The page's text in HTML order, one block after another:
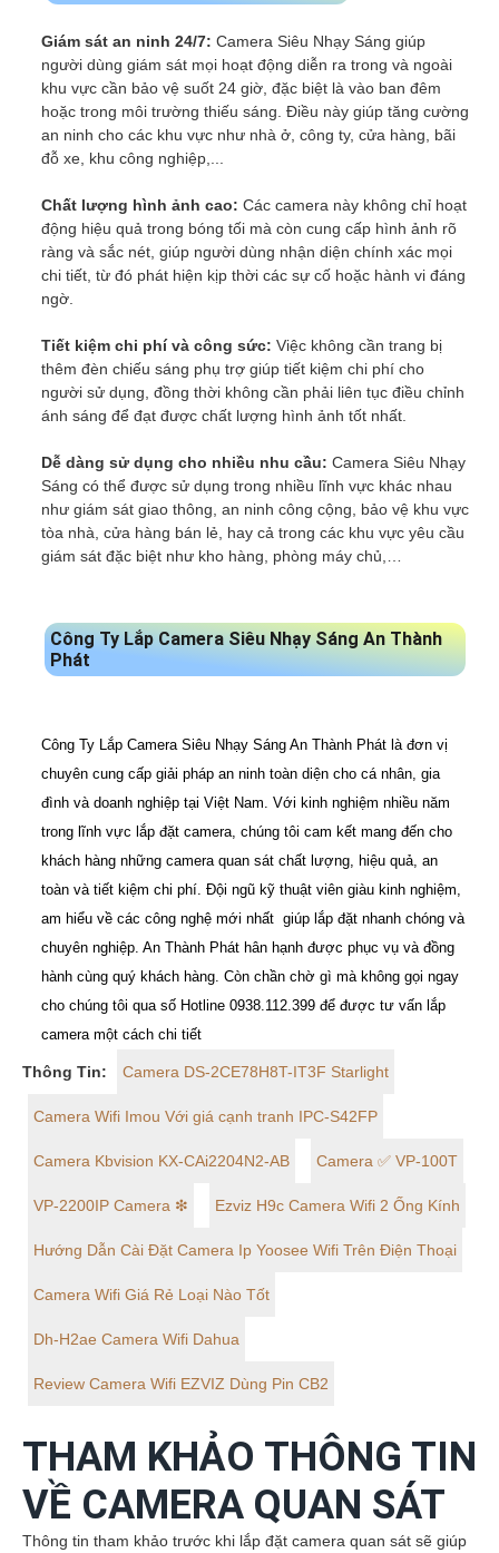
Giám sát an ninh 24/7: Camera Siêu Nhạy Sáng giúp
người dùng giám sát mọi hoạt động diễn ra trong và ngoài
khu vực cần bảo vệ suốt 24 giờ, đặc biệt là vào ban đêm
hoặc trong môi trường thiếu sáng. Điều này giúp tăng cường
an ninh cho các khu vực như nhà ở, công ty, cửa hàng, bãi
đỗ xe, khu công nghiệp,...
Chất lượng hình ảnh cao: Các camera này không chỉ hoạt
động hiệu quả trong bóng tối mà còn cung cấp hình ảnh rõ
ràng và sắc nét, giúp người dùng nhận diện chính xác mọi
chi tiết, từ đó phát hiện kịp thời các sự cố hoặc hành vi đáng
ngờ.
Tiết kiệm chi phí và công sức: Việc không cần trang bị
thêm đèn chiếu sáng phụ trợ giúp tiết kiệm chi phí cho
người sử dụng, đồng thời không cần phải liên tục điều chỉnh
ánh sáng để đạt được chất lượng hình ảnh tốt nhất.
Dễ dàng sử dụng cho nhiều nhu cầu: Camera Siêu Nhạy
Sáng có thể được sử dụng trong nhiều lĩnh vực khác nhau
như giám sát giao thông, an ninh công cộng, bảo vệ khu vực
tòa nhà, cửa hàng bán lẻ, hay cả trong các khu vực yêu cầu
giám sát đặc biệt như kho hàng, phòng máy chủ,…
Công Ty Lắp Camera Siêu Nhạy Sáng An Thành
Phát
Công Ty Lắp Camera Siêu Nhạy Sáng An Thành Phát là đơn vị
chuyên cung cấp giải pháp an ninh toàn diện cho cá nhân, gia
đình và doanh nghiệp tại Việt Nam. Với kinh nghiệm nhiều năm
trong lĩnh vực lắp đặt camera, chúng tôi cam kết mang đến cho
khách hàng những camera quan sát chất lượng, hiệu quả, an
toàn và tiết kiệm chi phí. Đội ngũ kỹ thuật viên giàu kinh nghiệm,
am hiểu về các công nghệ mới nhất giúp lắp đặt nhanh chóng và
chuyên nghiệp. An Thành Phát hân hạnh được phục vụ và đồng
hành cùng quý khách hàng. Còn chần chờ gì mà không gọi ngay
cho chúng tôi qua số Hotline 0938.112.399 để được tư vấn lắp
camera một cách chi tiết
Thông Tin: Camera DS-2CE78H8T-IT3F Starlight
Camera Wifi Imou Với giá cạnh tranh IPC-S42FP
Camera Kbvision KX-CAi2204N2-AB Camera ✅ VP-100T
VP-2200IP Camera ❇ Ezviz H9c Camera Wifi 2 Ống Kính
Hướng Dẫn Cài Đặt Camera Ip Yoosee Wifi Trên Điện Thoại
Camera Wifi Giá Rẻ Loại Nào Tốt
Dh-H2ae Camera Wifi Dahua
Review Camera Wifi EZVIZ Dùng Pin CB2
THAM KHẢO THÔNG TIN
VỀ CAMERA QUAN SÁT
Thông tin tham khảo trước khi lắp đặt camera quan sát sẽ giúp